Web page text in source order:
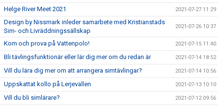
Helge River Meet 2021 2021-07-27 11:29
Design by Nissmark inleder samarbete med Kristianstads
Sim- och Livräddningssällskap
2021-07-26 10:37
Kom och prova på Vattenpolo! 2021-07-15 11:40
Bli tävlingsfunktionär eller lär dig mer om du redan är 2021-07-14 18:52
Vill du lära dig mer om att arrangera simtävlingar? 2021-07-14 10:56
Uppskattat kollo på Lerjevallen 2021-07-13 10:10
Vill du bli simlärare? 2021-07-12 09:56